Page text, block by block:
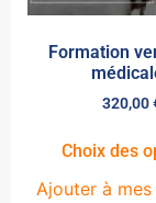
Formation
320,00
Choix des
Ajouter à